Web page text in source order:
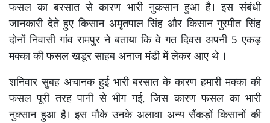
फसल का बरसात से कारण भारी नुकसान हुआ है। इस संबंधी
जानकारी देते हुए किसान अमृतपाल सिंह और किसान गुरमीत सिंह
दोनों निवासी गांव रामपुर ने बताया कि वे गत दिवस अपनी 5 एकड़
मक्का की फसल खडूर साहब अनाज मंडी में लेकर आए थे ।
शनिवार सुबह अचानक हुई भारी बरसात के कारण हमारी मक्का की
फसल पूरी तरह पानी से भीग गई, जिस कारण फसल का भारी
नुक्सान हुआ है। इस मौके उनके अलावा अन्य सैंकड़ों किसानों की